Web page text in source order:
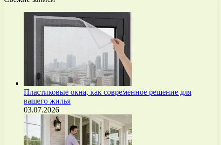
Пластиковые окна, как современное решение для
вашего жилья
03.07.2026